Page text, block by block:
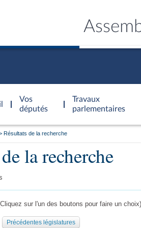
Vos
députés
Travaux
parlementaires
Résultats de la recherche
la recherche
sur l'un des boutons pour faire un choix)
Précédentes législatures